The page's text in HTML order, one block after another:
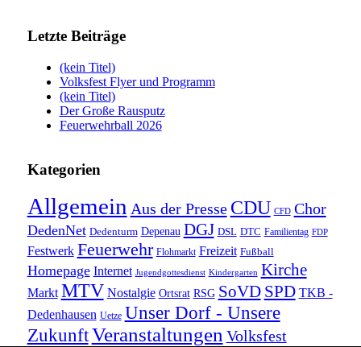
Letzte Beiträge
(kein Titel)
Volksfest Flyer und Programm
(kein Titel)
Der Große Rausputz
Feuerwehrball 2026
Kategorien
Allgemein Aus der Presse CDU CFD Chor
DedenNet Dedenturm Depenau DGJ DSL DTC Familientag FDP
Festwerk Feuerwehr Flohmarkt Freizeit Fußball
Homepage Internet Jugendgottesdienst Kindergarten Kirche
Markt MTV Nostalgie Ortsrat RSG SoVD SPD TKB -
Dedenhausen Uetze Unser Dorf - Unsere
ZukunftVeranstaltungen Volksfest